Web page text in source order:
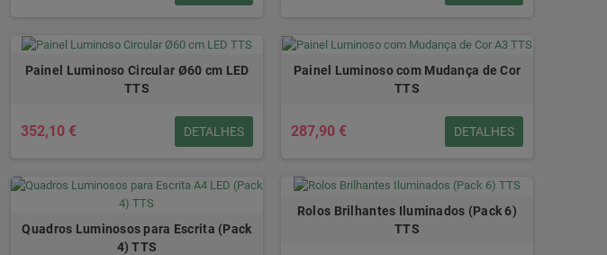
Painel Luminoso Circular Ø60 cm LED
TTS
352,10 € DETALHES
Painel Luminoso com Mudança de Cor
TTS
287,90 € DETALHES
Quadros Luminosos para Escrita (Pack
4) TTS
Rolos Brilhantes Iluminados (Pack 6)
TTS